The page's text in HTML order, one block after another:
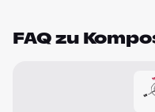
FAQ zu